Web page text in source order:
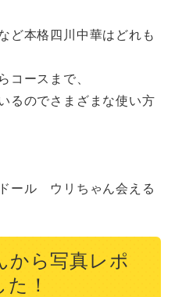
ど本格四川中華はどれも
コースまで、
るのでさまざまな使い方
ール　ウリちゃん会える
から写真レポ
！